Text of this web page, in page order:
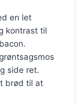
en let
kontrast til
side ret.
brød til at